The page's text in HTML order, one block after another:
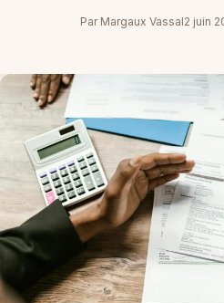
Par Margaux Vassal2 juin